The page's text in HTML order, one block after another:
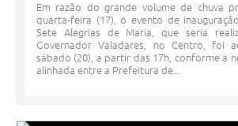
Em razão do grande volume de chuva
quarta-feira (17), o evento de
Sete Alegrias de Maria, que seria
Governador Valadares, no Centro, foi
sábado (20), a partir das 17h, conforme a
alinhada entre a Prefeitura de...